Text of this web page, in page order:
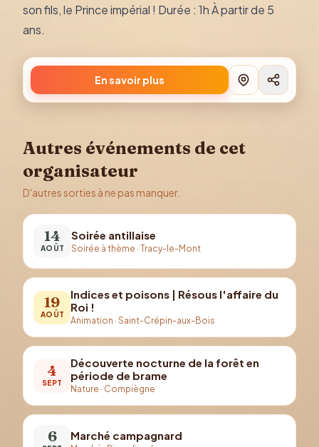
son fils, le Prince impérial ! Durée : 1h À partir de 5
ans.
En savoir plus
Autres événements de cet
organisateur
D'autres sorties à ne pas manquer.
14
AOÛT
Soirée antillaise
Soirée à thème · Tracy-le-Mont
19
AOÛT
Indices et poisons | Résous l'affaire du
Roi !
Animation · Saint-Crépin-aux-Bois
4
SEPT
Découverte nocturne de la forêt en
période de brame
Nature · Compiègne
6 Marché campagnard